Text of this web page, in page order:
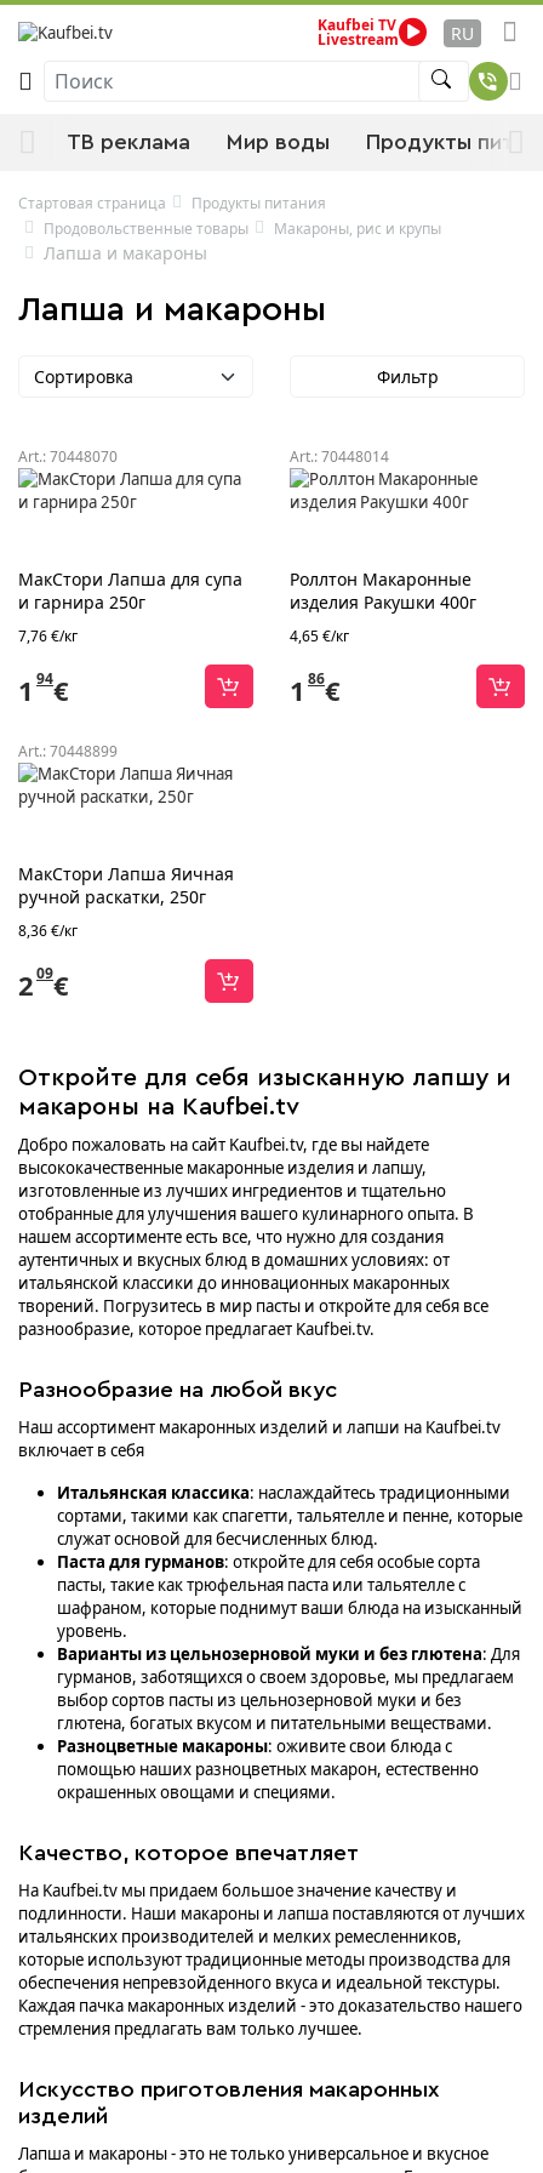
Kaufbei TV
Livestream RU
Поиск
ТВ реклама Мир воды Продукты
Стартовая страница
Продукты питания
Продовольственные товары
Макароны, рис и крупы
Лапша и макароны
Лапша и макароны
Сортировка Фильтр
Art.:70448070
МакСтори Лапша для супа
и гарнира 250г
7,76 €/кг
1 94€
Art.:70448014
Роллтон Макаронные
изделия Ракушки 400г
4,65 €/кг
1 86€
Art.:70448899
МакСтори Лапша Яичная
ручной раскатки, 250г
8,36 €/кг
209€
Откройте для себя изысканную лапшу и
макароны на Kaufbei.tv
Добро пожаловать на сайт Kaufbei.tv, где вы найдете
высококачественные макаронные изделия и лапшу,
изготовленные из лучших ингредиентов и тщательно
отобранные для улучшения вашего кулинарного опыта. В
нашем ассортименте есть все, что нужно для создания
аутентичных и вкусных блюд в домашних условиях: от
итальянской классики до инновационных макаронных
творений. Погрузитесь в мир пасты и откройте для себя все
разнообразие, которое предлагает Kaufbei.tv.
Разнообразие на любой вкус
Наш ассортимент макаронных изделий и лапши на Kaufbei.tv
включает в себя
Итальянская классика: наслаждайтесь традиционными
сортами, такими как спагетти, тальятелле и пенне, которые
служат основой для бесчисленных блюд.
Паста для гурманов: откройте для себя особые сорта
пасты, такие как трюфельная паста или тальятелле с
шафраном, которые поднимут ваши блюда на изысканный
уровень.
Варианты из цельнозерновой муки и без глютена: Для
гурманов, заботящихся о своем здоровье, мы предлагаем
выбор сортов пасты из цельнозерновой муки и без
глютена, богатых вкусом и питательными веществами.
Разноцветные макароны: оживите свои блюда с
помощью наших разноцветных макарон, естественно
окрашенных овощами и специями.
Качество, которое впечатляет
На Kaufbei.tv мы придаем большое значение качеству и
подлинности. Наши макароны и лапша поставляются от лучших
итальянских производителей и мелких ремесленников,
которые используют традиционные методы производства для
обеспечения непревзойденного вкуса и идеальной текстуры.
Каждая пачка макаронных изделий - это доказательство нашего
стремления предлагать вам только лучшее.
Искусство приготовления макаронных
изделий
Лапша и макароны - это не только универсальное и вкусное